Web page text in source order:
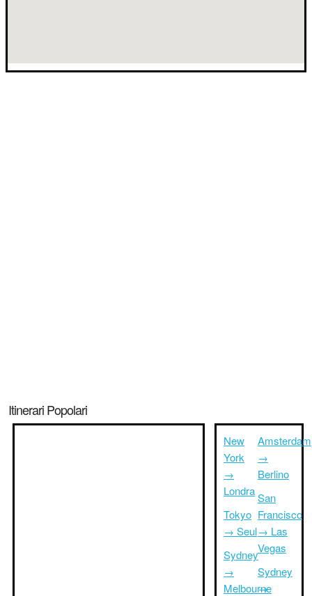
Itinerari Popolari
New
York
→
Londra
Tokyo
→ Seul
Sydney
→
Melbourne
Amsterdam
→
Berlino
San
Francisco
→ Las
Vegas
Sydney
→